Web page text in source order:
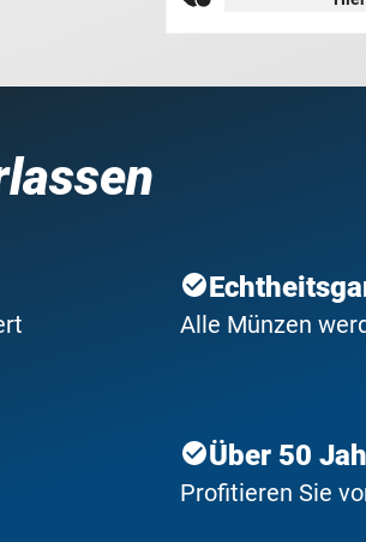
Alle Münzen
Über 50
Profitieren Sie